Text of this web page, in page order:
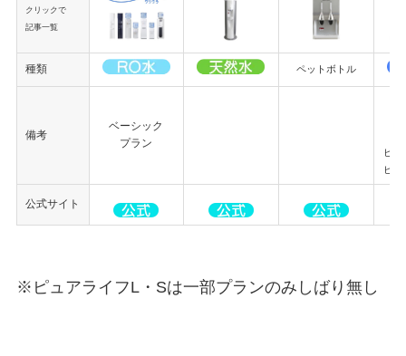
クリックで
記事一覧
種類 ペットボトル
備考
ベーシック
プラン
ピ
ピ
公式サイト
※ピュアライフL・Sは一部プランのみしばり無し